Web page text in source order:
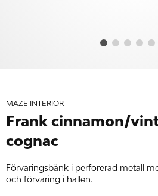
MAZE INTERIOR
Frank cinnamon/
cognac
Förvaringsbänk i perforerad metall
och förvaring i hallen.